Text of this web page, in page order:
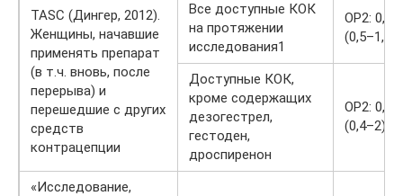
TASC (Дингер, 2012).
Женщины, начавшие
применять препарат
(в т.ч. вновь, после
перерыва) и
перешедшие с других
средств
контрацепции
Все доступные КОК
на протяжении
исследования1
ОР2: 0,8
(0,5–1,5)
Доступные КОК,
кроме содержащих
дезогестрел,
гестоден,
дроспиренон
ОР2: 0,9
(0,4–2)
«Исследование,